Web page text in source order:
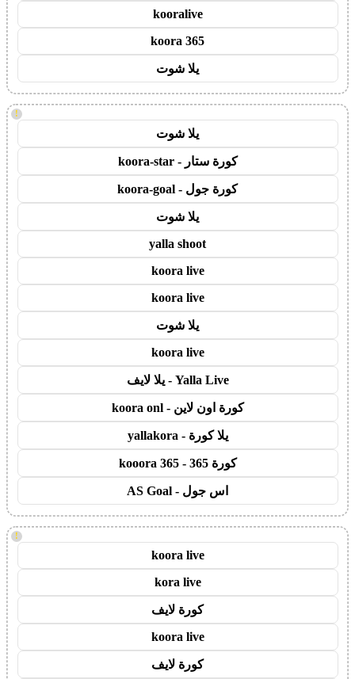
kooralive
koora 365
يلا شوت
!
يلا شوت
كورة ستار - koora-star
كورة جول - koora-goal
يلا شوت
yalla shoot
koora live
koora live
يلا شوت
koora live
Yalla Live - يلا لايف
كورة اون لاين - koora onl
يلا كورة - yallakora
كورة 365 - kooora 365
اس جول - AS Goal
!
koora live
kora live
كورة لايف
koora live
كورة لايف